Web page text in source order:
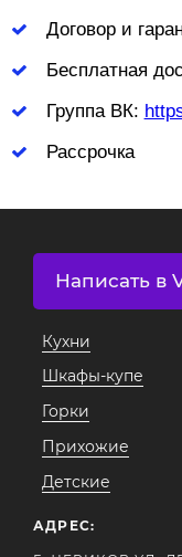
Договор и
Бесплатная
Группа ВК:
Рассрочка
Написать в
Кухни
Шкафы-купе
Горки
Прихожие
Детские
АДРЕС: